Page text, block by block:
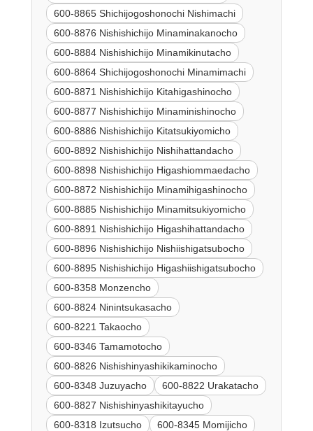
600-8865 Shichijogoshonochi Nishimachi
600-8876 Nishishichijo Minaminakanocho
600-8884 Nishishichijo Minamikinutacho
600-8864 Shichijogoshonochi Minamimachi
600-8871 Nishishichijo Kitahigashinocho
600-8877 Nishishichijo Minaminishinocho
600-8886 Nishishichijo Kitatsukiyomicho
600-8892 Nishishichijo Nishihattandacho
600-8898 Nishishichijo Higashiommaedacho
600-8872 Nishishichijo Minamihigashinocho
600-8885 Nishishichijo Minamitsukiyomicho
600-8891 Nishishichijo Higashihattandacho
600-8896 Nishishichijo Nishiishigatsubocho
600-8895 Nishishichijo Higashiishigatsubocho
600-8358 Monzencho
600-8824 Ninintsukasacho
600-8221 Takaocho
600-8346 Tamamotocho
600-8826 Nishishinyashikikaminocho
600-8348 Juzuyacho
600-8822 Urakatacho
600-8827 Nishishinyashikitayucho
600-8318 Izutsucho
600-8345 Momijicho